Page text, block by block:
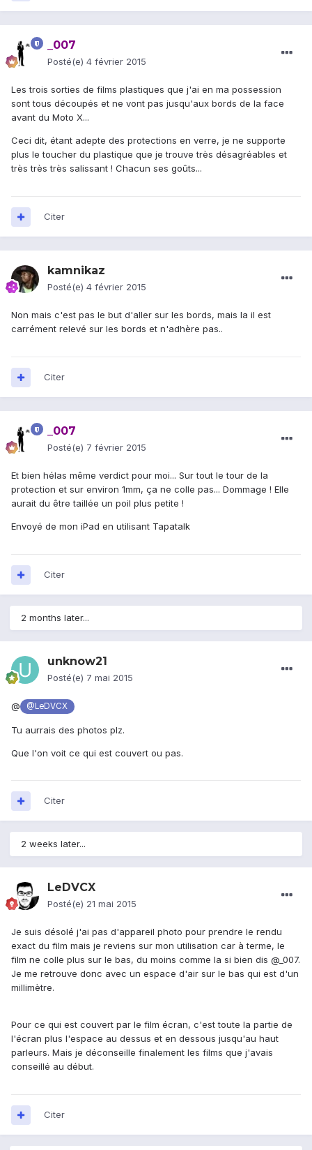
_007
Posté(e) 4 février 2015
Les trois sorties de films plastiques que j'ai en ma possession
sont tous découpés et ne vont pas jusqu'aux bords de la face
avant du Moto X...
Ceci dit, étant adepte des protections en verre, je ne supporte
plus le toucher du plastique que je trouve très désagréables et
très très très salissant ! Chacun ses goûts...
Citer
kamnikaz
Posté(e) 4 février 2015
Non mais c'est pas le but d'aller sur les bords, mais la il est
carrément relevé sur les bords et n'adhère pas..
Citer
_007
Posté(e) 7 février 2015
Et bien hélas même verdict pour moi... Sur tout le tour de la
protection et sur environ 1mm, ça ne colle pas... Dommage ! Elle
aurait du être taillée un poil plus petite !
Envoyé de mon iPad en utilisant Tapatalk
Citer
2 months later...
unknow21
Posté(e) 7 mai 2015
@ @LeDVCX
Tu aurrais des photos plz.
Que l'on voit ce qui est couvert ou pas.
Citer
2 weeks later...
LeDVCX
Posté(e) 21 mai 2015
Je suis désolé j'ai pas d'appareil photo pour prendre le rendu
exact du film mais je reviens sur mon utilisation car à terme, le
film ne colle plus sur le bas, du moins comme la si bien dis @_007.
Je me retrouve donc avec un espace d'air sur le bas qui est d'un
millimètre.
Pour ce qui est couvert par le film écran, c'est toute la partie de
l'écran plus l'espace au dessus et en dessous jusqu'au haut
parleurs. Mais je déconseille finalement les films que j'avais
conseillé au début.
Citer